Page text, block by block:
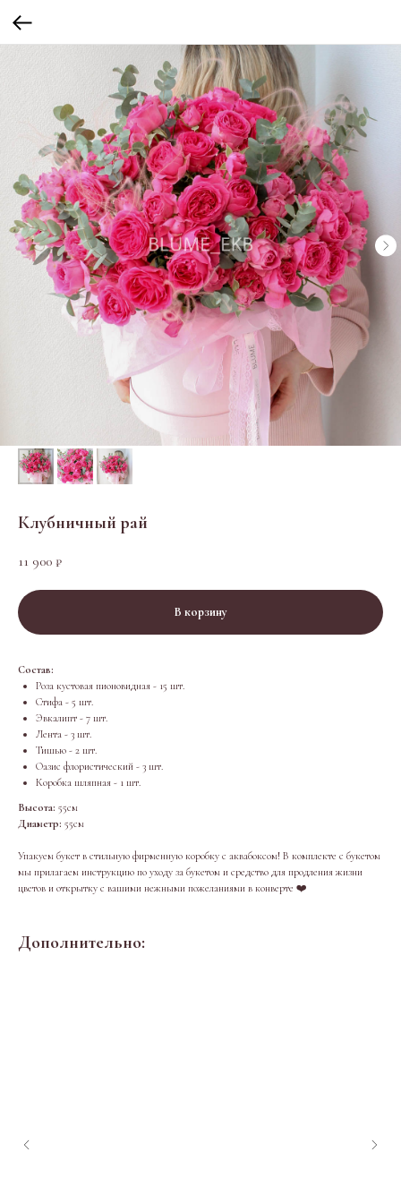
Клубничный рай
11 900 ₽
В корзину
Состав:
Роза кустовая пионовидная - 15 шт.
Стифа - 5 шт.
Эвкалипт - 7 шт.
Лента - 3 шт.
Тишью - 2 шт.
Оазис флористический - 3 шт.
Коробка шляпная - 1 шт.
Высота: 55см
Диаметр: 55см
Упакуем букет в стильную фирменную коробку с аквабоксом! В комплекте с букетом
мы прилагаем инструкцию по уходу за букетом и средство для продления жизни
цветов и открытку с вашими нежными пожеланиями в конверте ❤️
Дополнительно: